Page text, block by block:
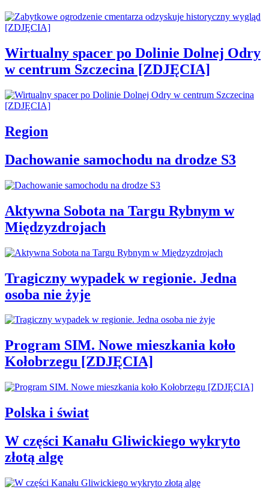
Wirtualny spacer po Dolinie Dolnej Odry
w centrum Szczecina [ZDJĘCIA]
Region
Dachowanie samochodu na drodze S3
Aktywna Sobota na Targu Rybnym w
Międzyzdrojach
Tragiczny wypadek w regionie. Jedna
osoba nie żyje
Program SIM. Nowe mieszkania koło
Kołobrzegu [ZDJĘCIA]
Polska i świat
W części Kanału Gliwickiego wykryto
złotą algę